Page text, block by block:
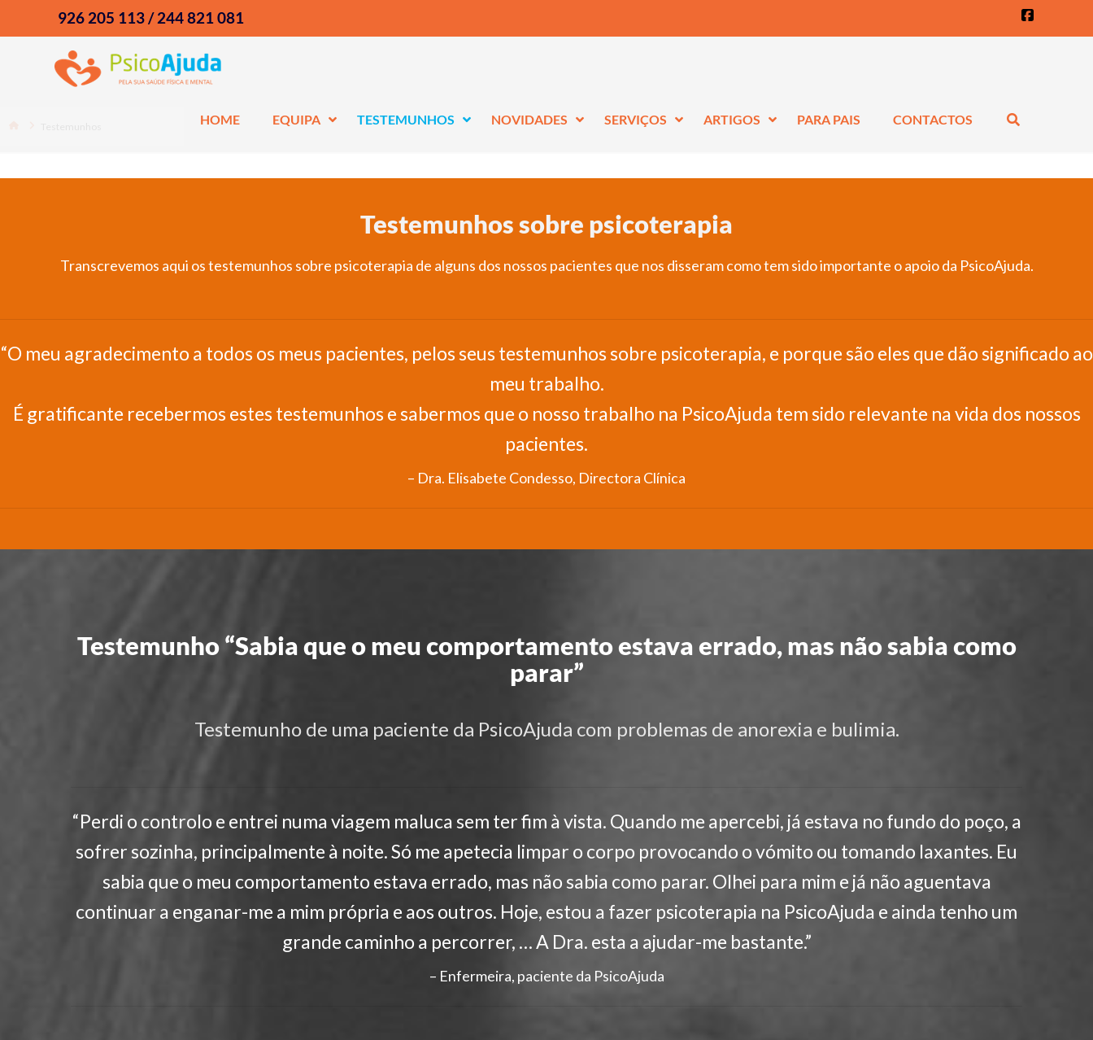
926 205 113 / 244 821 081
HOME EQUIPA TESTEMUNHOS NOVIDADES SERVIÇOS ARTIGOS PARA PAIS CONTACTOS
Testemunhos sobre psicoterapia
Transcrevemos aqui os testemunhos sobre psicoterapia de alguns dos nossos pacientes que nos disseram como tem sido importante o apoio da PsicoAjuda.
“O meu agradecimento a todos os meus pacientes, pelos seus testemunhos sobre psicoterapia, e porque são eles que dão significado ao
meu trabalho.
É gratificante recebermos estes testemunhos e sabermos que o nosso trabalho na PsicoAjuda tem sido relevante na vida dos nossos
pacientes.
Dra. Elisabete Condesso, Directora Clínica
Testemunho “Sabia que o meu comportamento estava errado, mas não sabia como
parar”
Testemunho de uma paciente da PsicoAjuda com problemas de anorexia e bulimia.
“Perdi o controlo e entrei numa viagem maluca sem ter fim à vista. Quando me apercebi, já estava no fundo do poço, a
sofrer sozinha, principalmente à noite. Só me apetecia limpar o corpo provocando o vómito ou tomando laxantes. Eu
sabia que o meu comportamento estava errado, mas não sabia como parar. Olhei para mim e já não aguentava
continuar a enganar-me a mim própria e aos outros. Hoje, estou a fazer psicoterapia na PsicoAjuda e ainda tenho um
grande caminho a percorrer, … A Dra. esta a ajudar-me bastante.”
Enfermeira, paciente da PsicoAjuda